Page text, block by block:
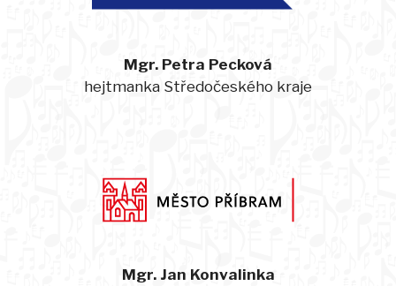
Mgr. Petra Pecková
hejtmanka Středočeského kraje
Mgr. Jan Konvalinka